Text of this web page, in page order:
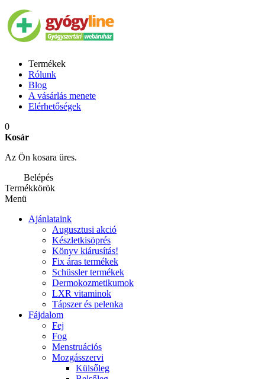
Termékek
Rólunk
Blog
A vásárlás menete
Elérhetőségek
0
Kosár
Az Ön kosara üres.
Belépés
Termékkörök
Menü
Ajánlataink
Augusztusi akció
Készletkisöprés
Könyv kiárusítás!
Fix áras termékek
Schüssler termékek
Dermokozmetikumok
LXR vitaminok
Tápszer és pelenka
Fájdalom
Fej
Fog
Menstruációs
Mozgásszervi
Külsőleg